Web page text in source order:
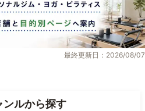
最終更新日：2026/08/07
ンルから探す